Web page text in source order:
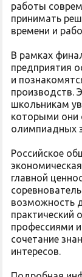
работы
принимать
времени и
В рамках
предприятия
и
производств.
школьникам
которыми они
олимпиадных
Российское
главной
возможность
практический
профессиями
сочетание
интересов.